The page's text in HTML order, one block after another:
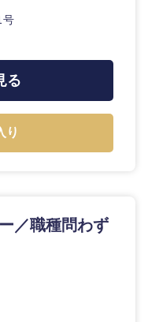
号
る
り
／職種問わず